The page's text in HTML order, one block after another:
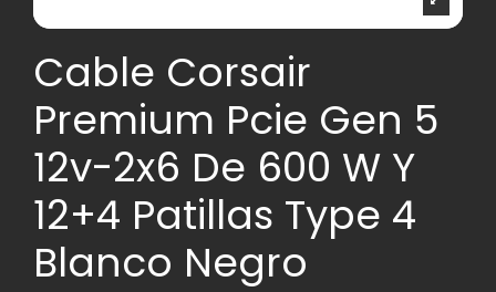
Cable Corsair
Premium Pcie Gen 5
12v-2x6 De 600 W Y
12+4 Patillas Type 4
Blanco Negro